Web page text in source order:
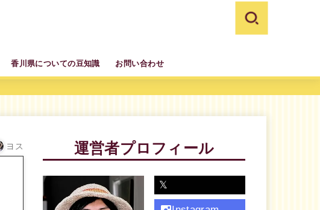
香川県についての豆知識 お問い合わせ
ヨス 運営者プロフィール
𝕏